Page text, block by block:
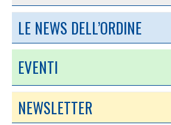
LE NEWS DELL’ORDINE
EVENTI
NEWSLETTER